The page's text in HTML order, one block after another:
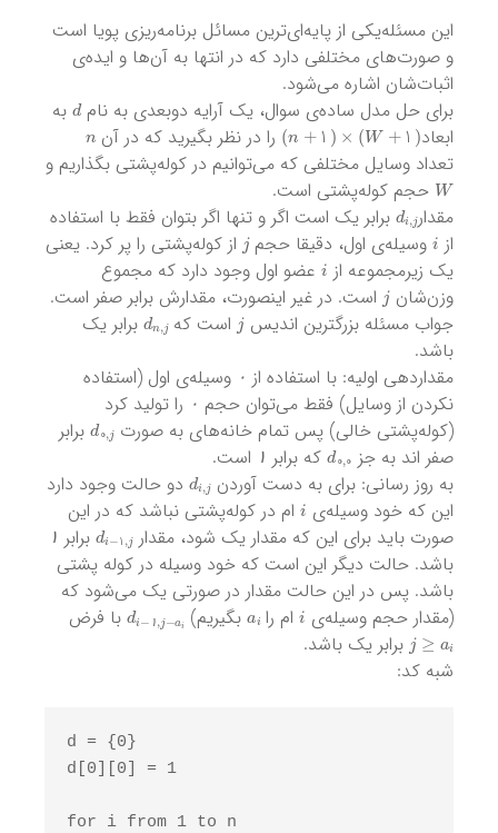
این مسئله‌یکی از پایه‌ای‌ترین مسائل برنامه‌ریزی پویا است
و صورت‌های مختلفی دارد که در انتها به آن‌ها و ایده‌ی
اثبات‌شان اشاره می‌شود.
برای حل مدل ساده‌ی سوال، یک آرایه دوبعدی به نامd به
ابعاد
(
n +1
)
×
(
W +1
) را در نظر بگیرید که در آن n
تعداد وسایل مختلفی که می‌توانیم در کوله‌پشتی بگذاریم و
W حجم کوله‌پشتی است.
مقدار di,j
برابر یک است اگر و تنها اگر بتوان فقط با استفاده
از iوسیله‌ی اول، دقیقا حجمj از کوله‌پشتی را پر کرد. یعنی
یک زیرمجموعه‌ از iعضو اول وجود دارد که مجموع
وزن‌شان jاست. در غیر اینصورت، مقدارش برابر صفر است.
جواب مسئله بزرگترین اندیس jاست که dn,j
برابر یک
باشد.
مقداردهی اولیه: با استفاده از
وسیله‌ی اول (استفاده
نکردن از وسایل) فقط می‌توان حجم ۰ را تولید کرد
(کوله‌پشتی خالی) پس تمام خانه‌های به صورت
d 0,j
برابر
صفر اند به جز
d0,0 که برابر ۱
۱ است.
به روز رسانی: برای به دست آوردن
d دو حالت وجود دارد
این که خود وسیله‌ی iام در کوله‌پشتی نباشد که در این
صورت باید برای این که مقدار یک شود، مقدار
di−1, برابر ۱
۱
باشد. حالت دیگر این است که خود وسیله در کوله پشتی
باشد. پس در این حالت مقدار در صورتی یک می‌شود که
(مقدار حجم وسیله‌ی iام راai بگیریم) di −۱,j− ai با فرض ≥ai
برابر یک باشد.
شبه کد:
d = {0}
d[0][0] = 1
for i from 1 to n